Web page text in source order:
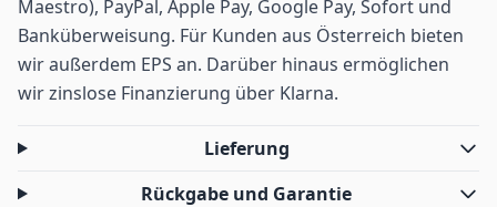
Maestro), PayPal, Apple Pay, Google Pay, Sofort und
Banküberweisung. Für Kunden aus Österreich bieten
wir außerdem EPS an. Darüber hinaus ermöglichen
wir zinslose Finanzierung über Klarna.
Lieferung
Rückgabe und Garantie